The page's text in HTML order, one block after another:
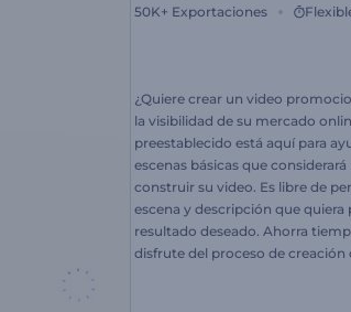
50K+ Exportaciones
¿Quiere crear un video
la visibilidad de su mercado
preestablecido está aquí para
escenas básicas que considerará
construir su video. Es libre de
escena y descripción que quiera
resultado deseado. Ahorra
disfrute del proceso de creación